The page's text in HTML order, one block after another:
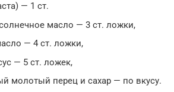
— 1 ст.
масло — 3 ст. ложки,
— 4 ст. ложки,
— 5 ст. ложек,
молотый перец и сахар — по вкусу.